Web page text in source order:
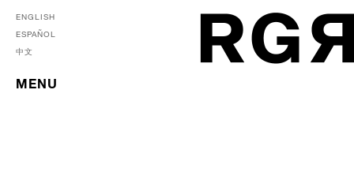
ENGLISH
ESPAÑOL
中文
MENU